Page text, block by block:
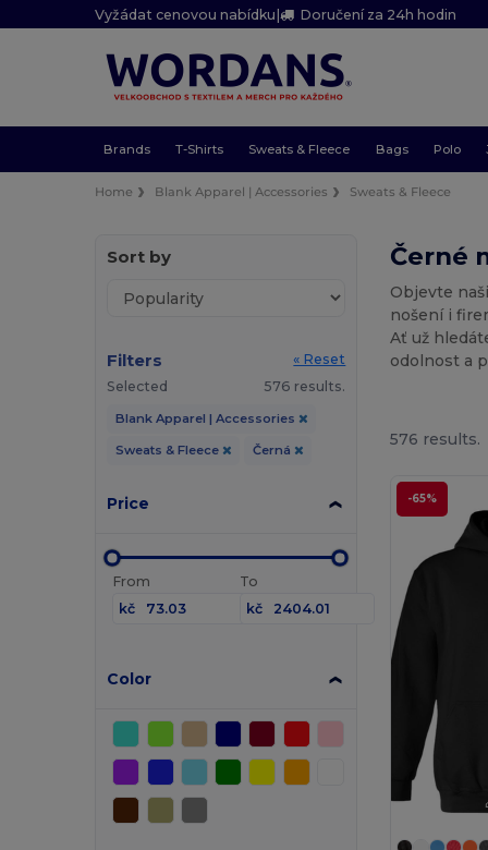
Vyžádat cenovou nabídku| Doručení za 24h hodin
Brands T-Shirts Sweats & Fleece Bags Polo
Home Blank Apparel | Accessories Sweats & Fleece
Sort by
Filters
« Reset
Selected
576 results.
Blank Apparel | Accessories
Sweats & Fleece Černá
Price
From
kč
To
kč
Color
Černé
Objevte
nošení i
Ať už
odolnost a
576 results.
-65%